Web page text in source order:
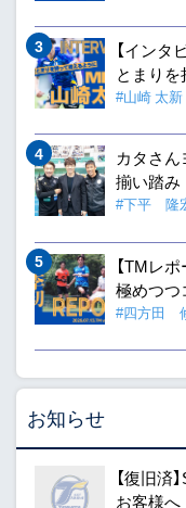
【インタ
とまりを
#山崎 太新
カタさ
揃い踏み
#下平 隆
【TMレ
極めつつ
#四方田
お知らせ
【復旧済
お客様へ